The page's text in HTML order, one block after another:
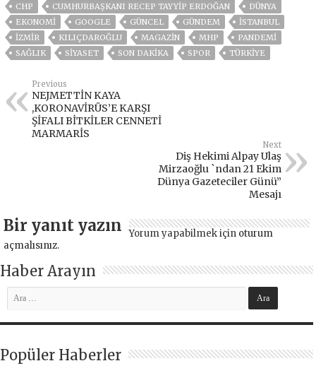
CHP
CUMHURBAŞKANI RECEP TAYYIP ERDOĞAN
DÜNYA
EKONOMİ
GOOGLE GÜNCEL GÜNDEM
ISTANBUL
İZMIR
KILIÇDAROĞLU MAGAZİN MHP
PANDEMİ
SAĞLIK
SİYASET SON DAKIKA SPOR TÜRKİYE
Previous
NEJMETTİN KAYA
,KORONAVİRÜS’E KARŞI
ŞİFALI BİTKİLER CENNETİ
MARMARİS
Next
Diş Hekimi Alpay Ulaş
Mirzaoğlu `ndan 21 Ekim
Dünya Gazeteciler Günü”
Mesajı
Bir yanıt yazın Yorum yapabilmek için oturum
açmalısınız.
Haber Arayın
Popüler Haberler